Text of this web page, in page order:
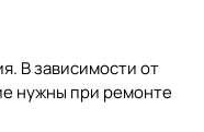
В зависимости от
нужны при ремонте